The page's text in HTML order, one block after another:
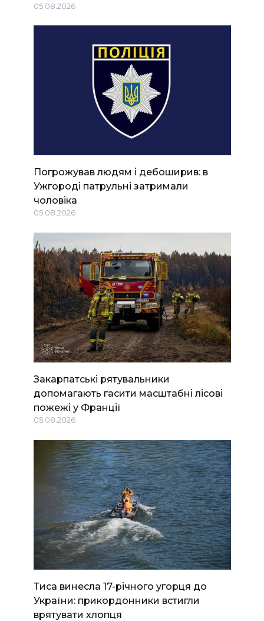
05.08.2026
Погрожував людям і дебоширив: в
Ужгороді патрульні затримали
чоловіка
05.08.2026
Закарпатські рятувальники
допомагають гасити масштабні лісові
пожежі у Франції
05.08.2026
Тиса винесла 17-річного угорця до
України: прикордонники встигли
врятувати хлопця